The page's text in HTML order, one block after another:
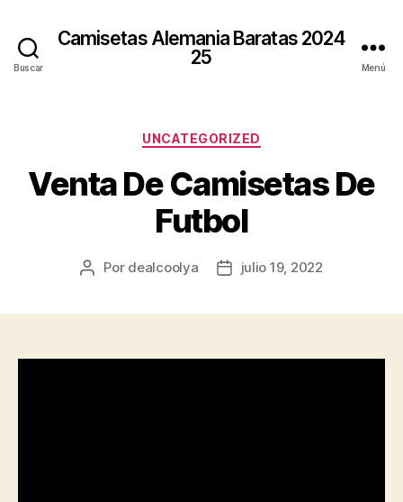
Buscar
Camisetas Alemania Baratas 2024
25
Menú
Categorías
UNCATEGORIZED
Venta De Camisetas De
Futbol
Autor
Por dealcoolya
Fechajulio 19, 2022